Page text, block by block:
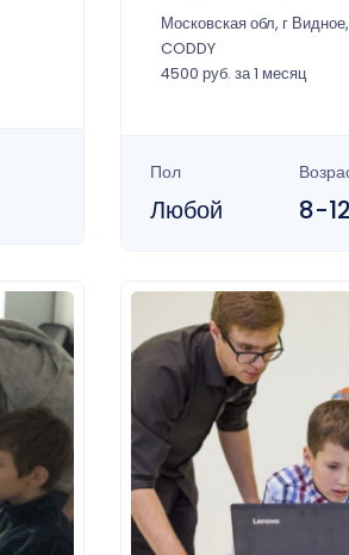
Московская обл, г
CODDY
4500 руб. за 1 месяц
Пол
Любой 8-12